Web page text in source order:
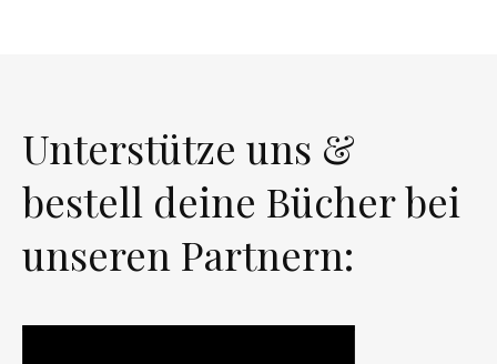
Unterstütze uns &
bestell deine Bücher bei
unseren Partnern: